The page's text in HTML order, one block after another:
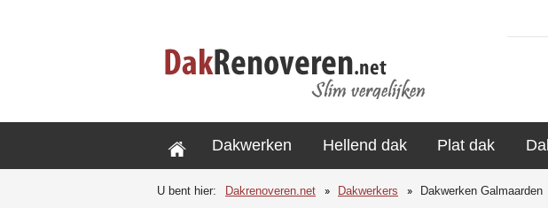
Dakwerken Hellend dak Plat dak
U bent hier: Dakrenoveren.net Dakwerkers Dakwerken Galmaarden